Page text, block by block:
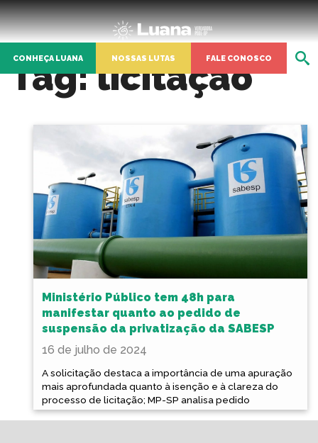
CONHEÇA LUANA NOSSAS LUTAS FALE CONOSCO
Tag:licitação
Ministério Público tem 48h para
manifestar quanto ao pedido de
suspensão da privatização da SABESP
16 de julho de 2024
A solicitação destaca a importância de uma apuração
mais aprofundada quanto à isenção e à clareza do
processo de licitação; MP-SP analisa pedido